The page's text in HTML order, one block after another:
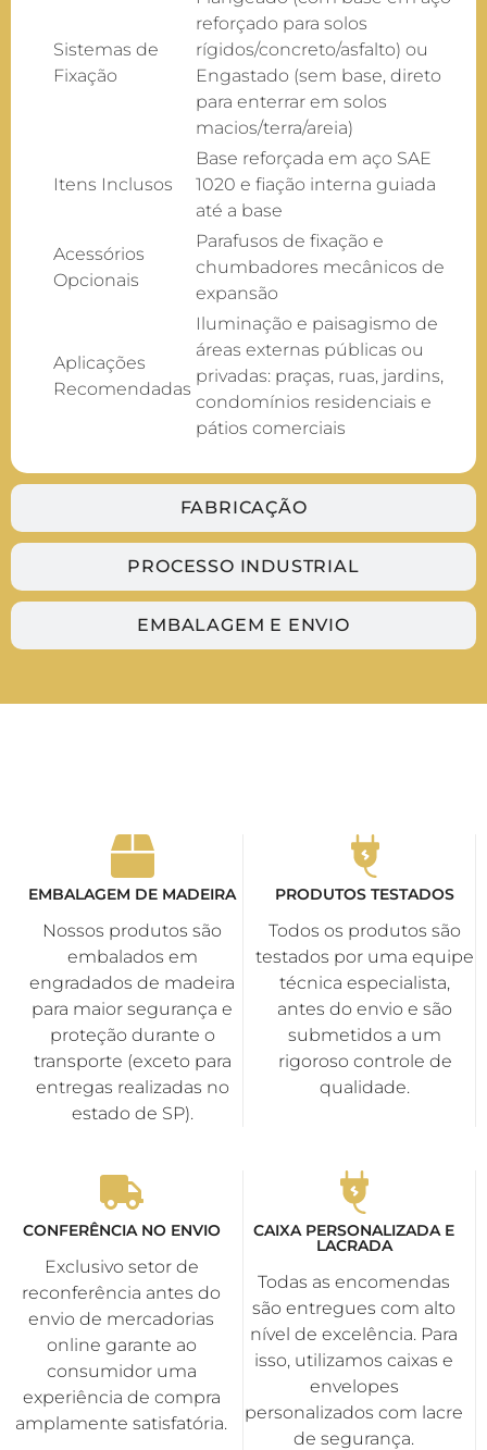
FABRICAÇÃO
PROCESSO INDUSTRIAL
EMBALAGEM E ENVIO
Sistemas de
Fixação
reforçado para solos
rígidos/concreto/asfalto) ou
Engastado (sem base, direto
para enterrar em solos
macios/terra/areia)
Itens Inclusos
Base reforçada em aço SAE
1020 e fiação interna guiada
até a base
Acessórios
Opcionais
Parafusos de fixação e
chumbadores mecânicos de
expansão
Aplicações
Recomendadas
Iluminação e paisagismo de
áreas externas públicas ou
privadas: praças, ruas, jardins,
condomínios residenciais e
pátios comerciais
EMBALAGEM DE MADEIRA
Nossos produtos são
embalados em
engradados de madeira
para maior segurança e
proteção durante o
transporte (exceto para
entregas realizadas no
estado de SP).
PRODUTOS TESTADOS
Todos os produtos são
testados por uma equipe
técnica especialista,
antes do envio e são
submetidos a um
rigoroso controle de
qualidade.
CONFERÊNCIA NO ENVIO
Exclusivo setor de
reconferência antes do
envio de mercadorias
online garante ao
consumidor uma
experiência de compra
amplamente satisfatória.
CAIXA PERSONALIZADA E
LACRADA
Todas as encomendas
são entregues com alto
nível de excelência. Para
isso, utilizamos caixas e
envelopes
personalizados com lacre
de segurança.